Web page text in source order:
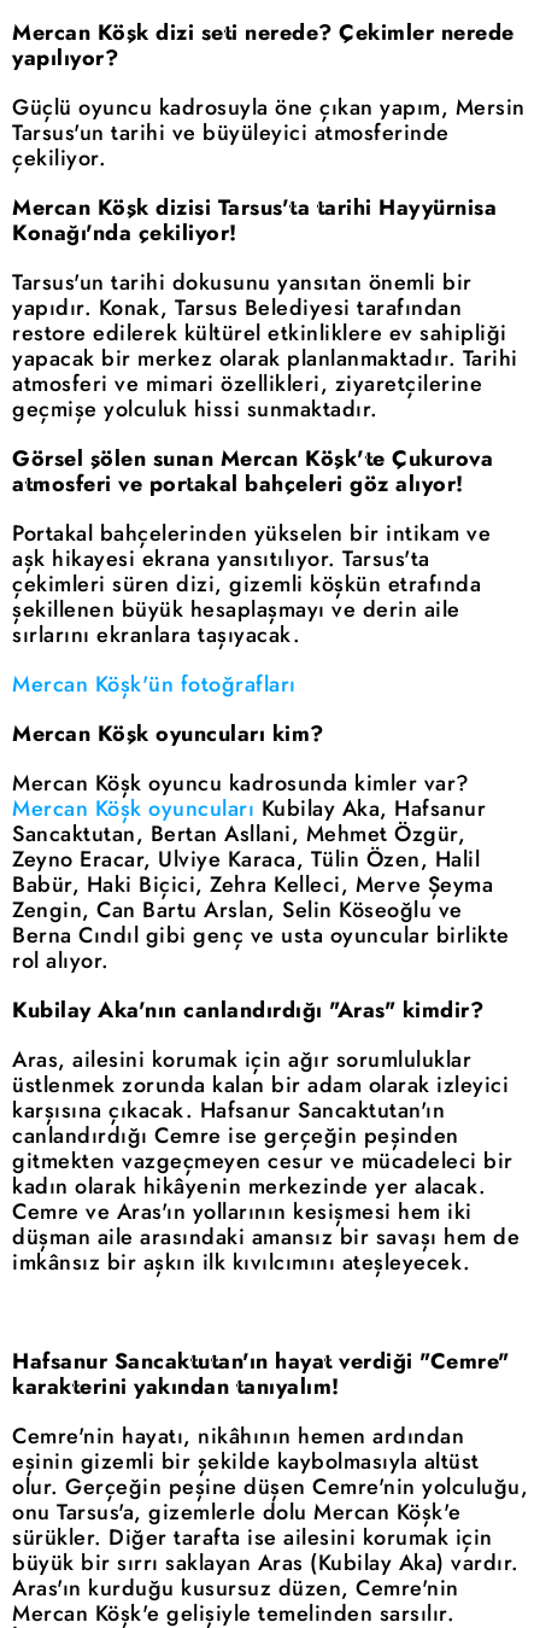
Mercan Köşk dizi seti nerede? Çekimler nerede
yapılıyor?
Güçlü oyuncu kadrosuyla öne çıkan yapım, Mersin
Tarsus'un tarihi ve büyüleyici atmosferinde
çekiliyor.
Mercan Köşk dizisi Tarsus'ta tarihi Hayyürnisa
Konağı'nda çekiliyor!
Tarsus'un tarihi dokusunu yansıtan önemli bir
yapıdır. Konak, Tarsus Belediyesi tarafından
restore edilerek kültürel etkinliklere ev sahipliği
yapacak bir merkez olarak planlanmaktadır. Tarihi
atmosferi ve mimari özellikleri, ziyaretçilerine
geçmişe yolculuk hissi sunmaktadır.
Görsel şölen sunan Mercan Köşk'te Çukurova
atmosferi ve portakal bahçeleri göz alıyor!
Portakal bahçelerinden yükselen bir intikam ve
aşk hikayesi ekrana yansıtılıyor. Tarsus'ta
çekimleri süren dizi, gizemli köşkün etrafında
şekillenen büyük hesaplaşmayı ve derin aile
sırlarını ekranlara taşıyacak.
Mercan Köşk'ün fotoğrafları
Mercan Köşk oyuncuları kim?
Mercan Köşk oyuncu kadrosunda kimler var?
Mercan Köşk oyuncuları Kubilay Aka, Hafsanur
Sancaktutan, Bertan Asllani, Mehmet Özgür,
Zeyno Eracar, Ulviye Karaca, Tülin Özen, Halil
Babür, Haki Biçici, Zehra Kelleci, Merve Şeyma
Zengin, Can Bartu Arslan, Selin Köseoğlu ve
Berna Cındıl gibi genç ve usta oyuncular birlikte
rol alıyor.
Kubilay Aka'nın canlandırdığı "Aras" kimdir?
Aras, ailesini korumak için ağır sorumluluklar
üstlenmek zorunda kalan bir adam olarak izleyici
karşısına çıkacak. Hafsanur Sancaktutan'ın
canlandırdığı Cemre ise gerçeğin peşinden
gitmekten vazgeçmeyen cesur ve mücadeleci bir
kadın olarak hikâyenin merkezinde yer alacak.
Cemre ve Aras'ın yollarının kesişmesi hem iki
düşman aile arasındaki amansız bir savaşı hem de
imkânsız bir aşkın ilk kıvılcımını ateşleyecek.
Hafsanur Sancaktutan'ın hayat verdiği "Cemre"
karakterini yakından tanıyalım!
Cemre'nin hayatı, nikâhının hemen ardından
eşinin gizemli bir şekilde kaybolmasıyla altüst
olur. Gerçeğin peşine düşen Cemre'nin yolculuğu,
onu Tarsus'a, gizemlerle dolu Mercan Köşk'e
sürükler. Diğer tarafta ise ailesini korumak için
büyük bir sırrı saklayan Aras (Kubilay Aka) vardır.
Aras'ın kurduğu kusursuz düzen, Cemre'nin
Mercan Köşk'e gelişiyle temelinden sarsılır.